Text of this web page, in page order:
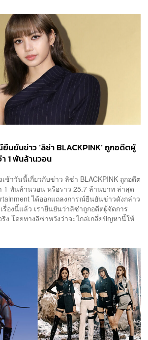
นยันข่าว ‘ลิซ่า BLACKPINK’ ถูกอดีตผู้
1 พันล้านวอน
ช้าวันนี้เกี่ยวกับข่าว ลิซ่า BLACKPINK ถูกอดีต
1 พันล้านวอน หรือราว 25.7 ล้านบาท ล่าสุด
ได้ออกแถลงการณ์ยืนยันข่าวดังกล่าว
รื่องนี้แล้ว เรายืนยันว่าลิซ่าถูกอดีตผู้จัดการ
ริง โดยทางลิซ่าหวังว่าจะไกล่เกลี่ยปัญหานี้ให้